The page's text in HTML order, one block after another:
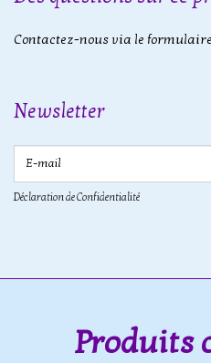
Contactez-nous via le
Newsletter
Déclaration de Confidentialité
Produits